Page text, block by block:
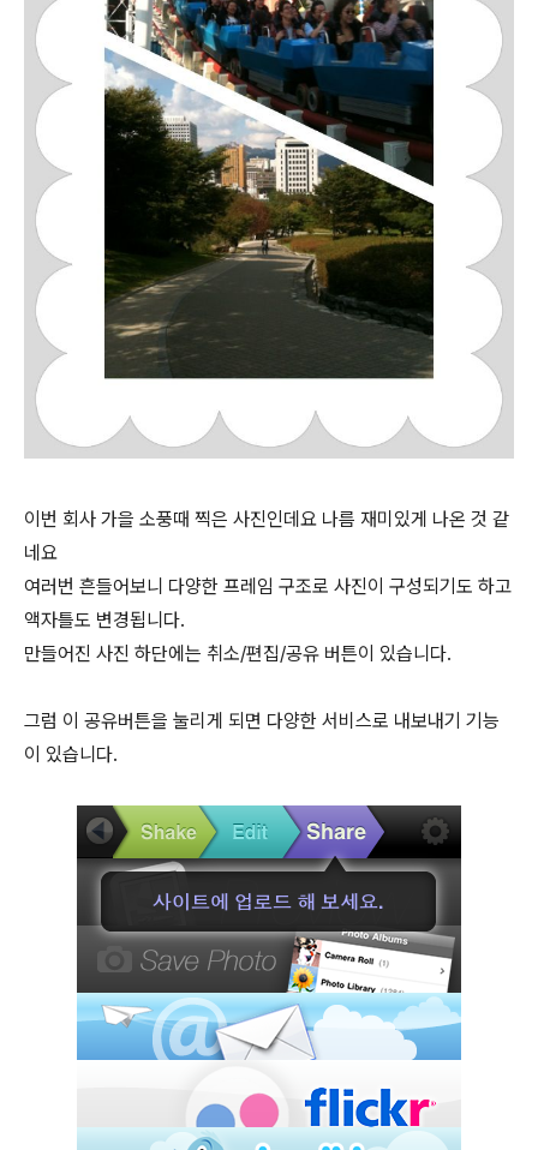
이번 회사 가을 소풍때 찍은 사진인데요 나름 재미있게 나온 것 같
네요
여러번 흔들어보니 다양한 프레임 구조로 사진이 구성되기도 하고
액자틀도 변경됩니다.
만들어진 사진 하단에는 취소/편집/공유 버튼이 있습니다.
그럼 이 공유버튼을 눌리게 되면 다양한 서비스로 내보내기 기능
이 있습니다.